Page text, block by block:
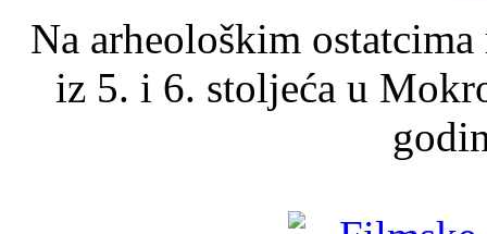
Na arheološkim
iz 5. i 6. stoljeća u